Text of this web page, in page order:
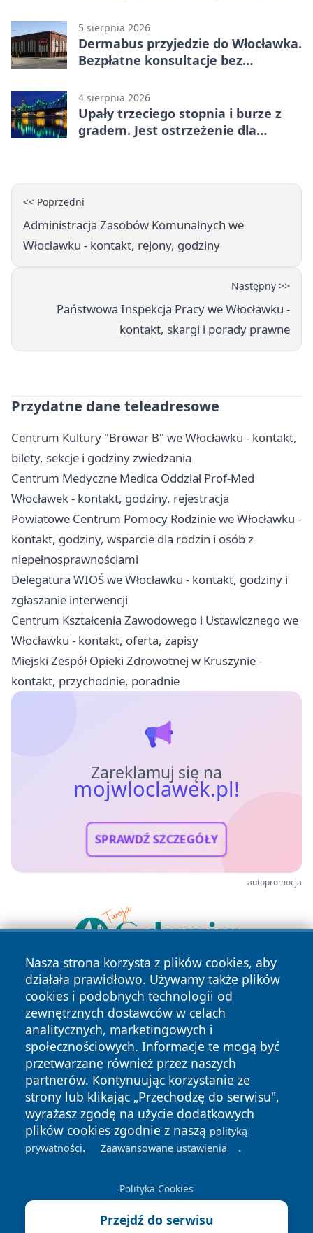
5 sierpnia 2026
Dermabus przyjedzie do Włocławka.
Bezpłatne konsultacje bez
4 sierpnia 2026
Upały trzeciego stopnia i burze z
gradem. Jest ostrzeżenie dla
<< Poprzedni
Administracja Zasobów Komunalnych we
Włocławku - kontakt, rejony, godziny
Następny >>
Państwowa Inspekcja Pracy we Włocławku -
kontakt, skargi i porady prawne
Przydatne dane teleadresowe
Centrum Kultury "Browar B" we Włocławku - kontakt,
bilety, sekcje i godziny zwiedzania
Centrum Medyczne Medica Oddział Prof-Med
Włocławek - kontakt, godziny, rejestracja
Powiatowe Centrum Pomocy Rodzinie we Włocławku -
kontakt, godziny, wsparcie dla rodzin i osób z
niepełnosprawnościami
Delegatura WIOŚ we Włocławku - kontakt, godziny i
zgłaszanie interwencji
Centrum Kształcenia Zawodowego i Ustawicznego we
Włocławku - kontakt, oferta, zapisy
Miejski Zespół Opieki Zdrowotnej w Kruszynie -
kontakt, przychodnie, poradnie
Zareklamuj się na
mojwloclawek.pl!
SPRAWDŹ SZCZEGÓŁY
autopromocja
Nasza strona korzysta z plików cookies, aby
działała prawidłowo. Używamy także plików
cookies i podobnych technologii od
zewnętrznych dostawców w celach
analitycznych, marketingowych i
społecznościowych. Informacje te mogą być
przetwarzane również przez naszych
partnerów. Kontynuując korzystanie ze
strony lub klikając „Przechodzę do serwisu",
wyrażasz zgodę na użycie dodatkowych
plików cookies zgodnie z naszą polityką
prywatności. Zaawansowane ustawienia .
Polityka Cookies
Przejdź do serwisu
Copyright © 2026 mojwloclawek.pl Wszystkie prawa
zastrzeżone.
News Autorzy
Polityka
Prywatności
Polityka
Cookies